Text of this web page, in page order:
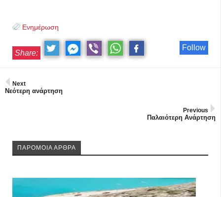
Ενημέρωση
Follow
Share:
Next
Νεότερη ανάρτηση
Previous
Παλαιότερη Ανάρτηση
ΠΑΡΟΜΟΙΑ ΑΡΘΡΑ